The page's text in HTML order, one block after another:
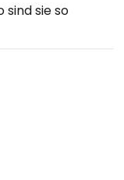
sind sie so